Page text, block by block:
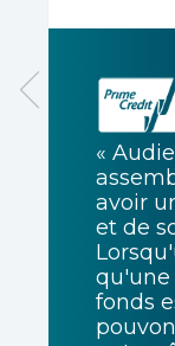
«
avoir
et de
qu'une
fonds